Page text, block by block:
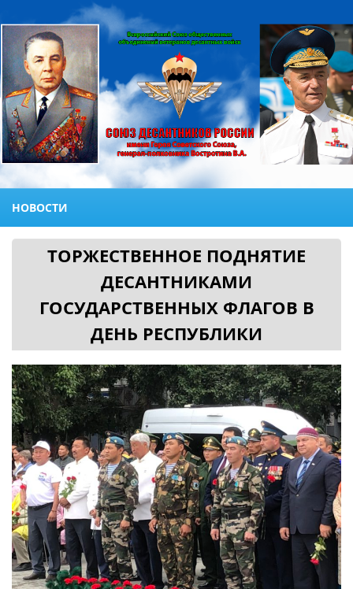
НОВОСТИ
ТОРЖЕСТВЕННОЕ ПОДНЯТИЕ
ДЕСАНТНИКАМИ
ГОСУДАРСТВЕННЫХ ФЛАГОВ В
ДЕНЬ РЕСПУБЛИКИ